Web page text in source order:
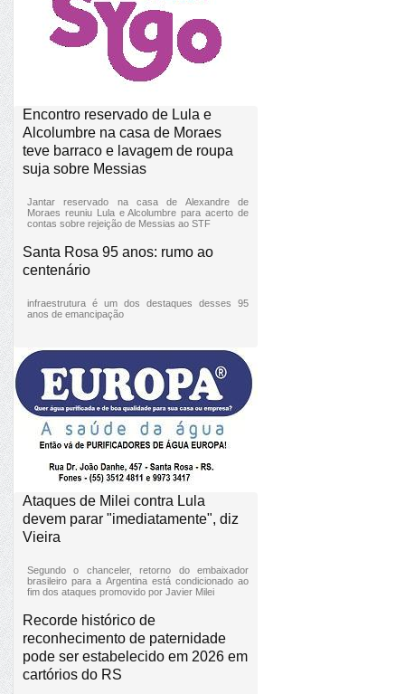
Encontro reservado de Lula e
Alcolumbre na casa de Moraes
teve barraco e lavagem de roupa
suja sobre Messias
Jantar reservado na casa de Alexandre de
Moraes reuniu Lula e Alcolumbre para acerto de
contas sobre rejeição de Messias ao STF
Santa Rosa 95 anos: rumo ao
centenário
infraestrutura é um dos destaques desses 95
anos de emancipação
Ataques de Milei contra Lula
devem parar "imediatamente", diz
Vieira
Segundo o chanceler, retorno do embaixador
brasileiro para a Argentina está condicionado ao
fim dos ataques promovido por Javier Milei
Recorde histórico de
reconhecimento de paternidade
pode ser estabelecido em 2026 em
cartórios do RS